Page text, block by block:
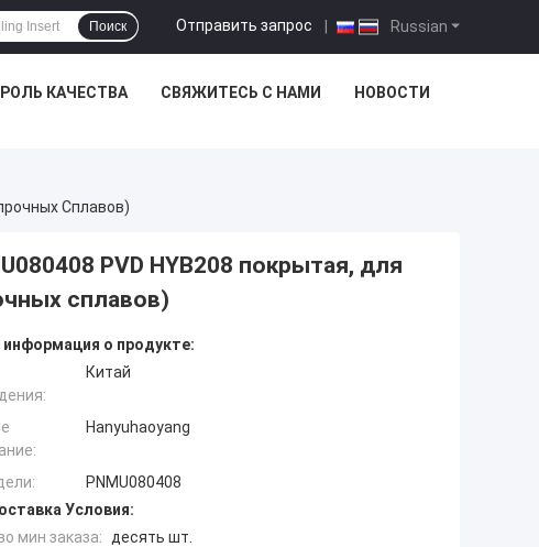
Russian
Отправить запрос |
Поиск
КАЧЕСТВА СВЯЖИТЕСЬ С НАМИ НОВОСТИ
Сплавов)
PVD HYB208 покрытая, для
сплавов)
о продукте:
Китай
Hanyuhaoyang
PNMU080408
Условия:
мин заказа:
десять шт.